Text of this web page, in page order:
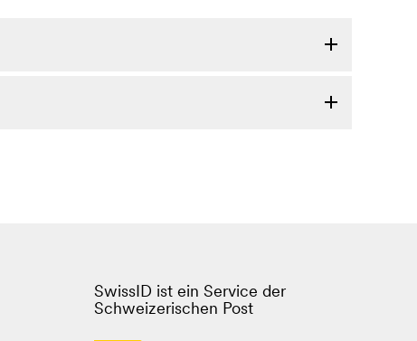
SwissID ist ein Service der
Schweizerischen Post